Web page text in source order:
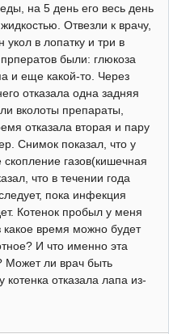
на 5 день его весь день
Отвезли к врачу,
укол в лопатку и три в
были: глюкоза
и еще какой-то. Через
отказала одна задняя
вколоты препараты,
отказала вторая и пару
Снимок показал, что у
газов(кишечная
что в течении года
пока инфекция
Котенок пробыл у меня
какое время можно будет
И что именно эта
Может ли врач быть
котенка отказала лапа из-